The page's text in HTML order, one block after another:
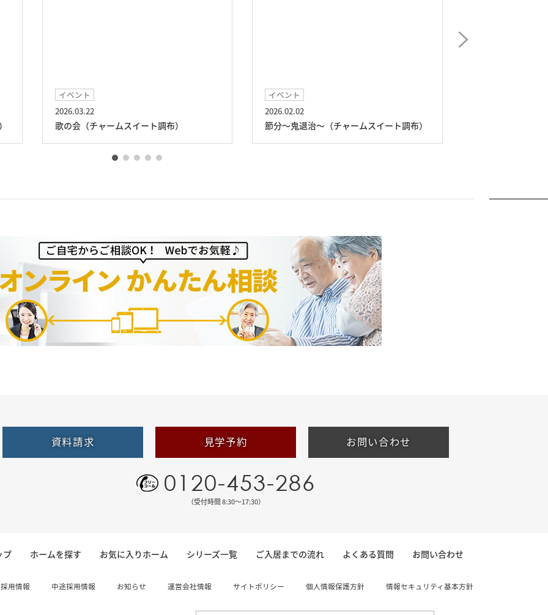
イベント
2026.03.22
歌の会（チャームスイート調布）
イベント
2026.02.02
節分～鬼退治～（チャームスイート調布）
資料請求 見学予約 お問い合わせ
0120-453-286
（受付時間 8:30〜17:30）
プ ホームを探す お気に入りホーム シリーズ一覧 ご入居までの流れ よくある質問 お問い合わせ
用情報 中途採用情報 お知らせ 運営会社情報 サイトポリシー 個人情報保護方針 情報セキュリティ基本方針